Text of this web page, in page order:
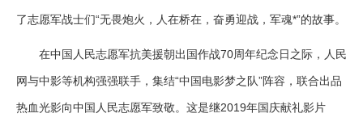
了志愿军战士们“无畏炮火，人在桥在，奋勇迎战，军魂*”的故事。
在中国人民志愿军抗美援朝出国作战70周年纪念日之际，人民
网与中影等机构强强联手，集结“中国电影梦之队”阵容，联合出品
热血光影向中国人民志愿军致敬。这是继2019年国庆献礼影片